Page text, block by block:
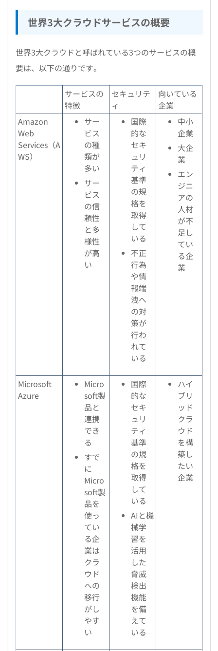
世界3大クラウドサービスの概要
世界3大クラウドと呼ばれている3つのサービスの概
要は、以下の通りです。
サービスの
特徴
セキュリテ
ィ
向いている
企業
Amazon
Web
Services（A
WS）
サー
ビス
の種
類が
多い
サー
ビス
の信
頼性
と多
様性
が高
い
国際
的な
セキ
ュリ
ティ
基準
の規
格を
取得
して
いる
不正
行為
や情
報端
洩へ
の対
策が
行わ
れて
いる
中小
企業
大企
業
エン
ジニ
アの
人材
が不
足し
てい
る企
業
Microsoft
Azure
Micro
soft製
品と
連携
でき
る
すで
に
Micro
soft製
品を
使っ
てい
る企
業は
クラ
ウド
への
移行
がし
やす
い
国際
的な
セキ
ュリ
ティ
基準
の規
格を
取得
して
いる
AIと機
械学
習を
活用
した
脅威
検出
機能
を備
えて
いる
ハイ
ブリ
ッド
クラ
ウド
を構
築し
たい
企業